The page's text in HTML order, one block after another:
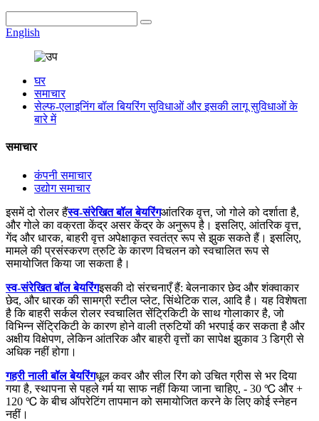
English
घर
समाचार
सेल्फ-एलाइनिंग बॉल बियरिंग सुविधाओं और इसकी लागू सुविधाओं के
बारे में
समाचार
कंपनी समाचार
उद्योग समाचार
इसमें दो रोलर हैंस्व-संरेखित बॉल बेयरिंगआंतरिक वृत्त, जो गोले को दर्शाता है,
और गोले का वक्रता केंद्र असर केंद्र के अनुरूप है। इसलिए, आंतरिक वृत्त,
गेंद और धारक, बाहरी वृत्त अपेक्षाकृत स्वतंत्र रूप से झुक सकते हैं। इसलिए,
मामले की प्रसंस्करण त्रुटि के कारण विचलन को स्वचालित रूप से
समायोजित किया जा सकता है।
स्व-संरेखित बॉल बेयरिंगइसकी दो संरचनाएँ हैं: बेलनाकार छेद और शंक्वाकार
छेद, और धारक की सामग्री स्टील प्लेट, सिंथेटिक राल, आदि है। यह विशेषता
है कि बाहरी सर्कल रोलर स्वचालित सेंट्रिकिटी के साथ गोलाकार है, जो
विभिन्न सेंट्रिकिटी के कारण होने वाली त्रुटियों की भरपाई कर सकता है और
अक्षीय विक्षेपण, लेकिन आंतरिक और बाहरी वृत्तों का सापेक्ष झुकाव 3 डिग्री से
अधिक नहीं होगा।
गहरी नाली बॉल बेयरिंगधूल कवर और सील रिंग को उचित ग्रीस से भर दिया
गया है, स्थापना से पहले गर्म या साफ नहीं किया जाना चाहिए, - 30 ℃ और +
120 ℃ के बीच ऑपरेटिंग तापमान को समायोजित करने के लिए कोई स्नेहन
नहीं।